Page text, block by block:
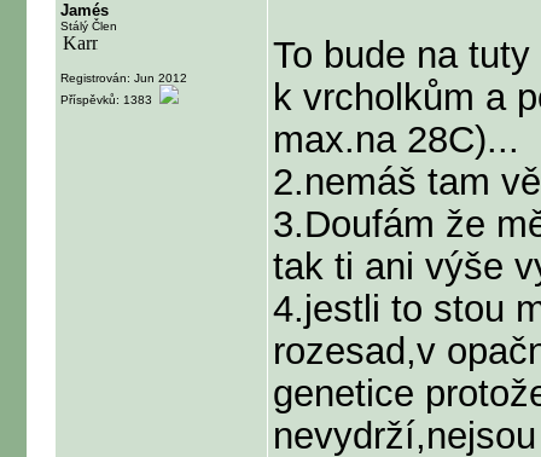
Jamés
Stálý Člen
Registrován: Jun 2012
Příspěvků: 1383
To bude na
k vrcholkům a
max.na 28C)...
2.nemáš tam
3.Doufám že
tak ti ani výše
4.jestli to stou
rozesad,v
genetice